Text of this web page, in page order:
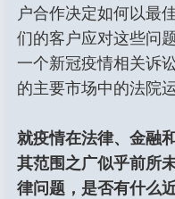
户合作决定如何以最
们的客户应对这些问
一个新冠疫情相关诉
的主要市场中的法院
就疫情在法律、金融
其范围之广似乎前所
律问题，是否有什么